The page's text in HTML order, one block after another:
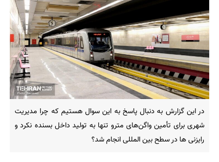
در این گزارش به دنبال پاسخ به این سوال هستیم که چرا مدیریت
شهری برای تأمین واگن‌های مترو تنها به تولید داخل بسنده نکرد و
رایزنی ها در سطح بین المللی انجام شد؟